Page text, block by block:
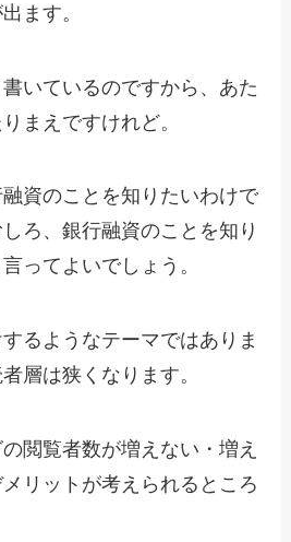
ます。
いているのですから、あた
まえですけれど。
資のことを知りたいわけで
ろ、銀行融資のことを知り
ってよいでしょう。
るようなテーマではありま
層は狭くなります。
閲覧者数が増えない・増え
リットが考えられるところ